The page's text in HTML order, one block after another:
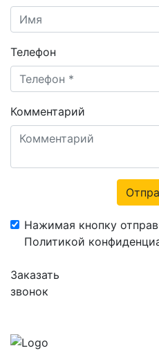
Телефон
Комментарий
Нажимая кнопку
Политикой
Заказать
звонок